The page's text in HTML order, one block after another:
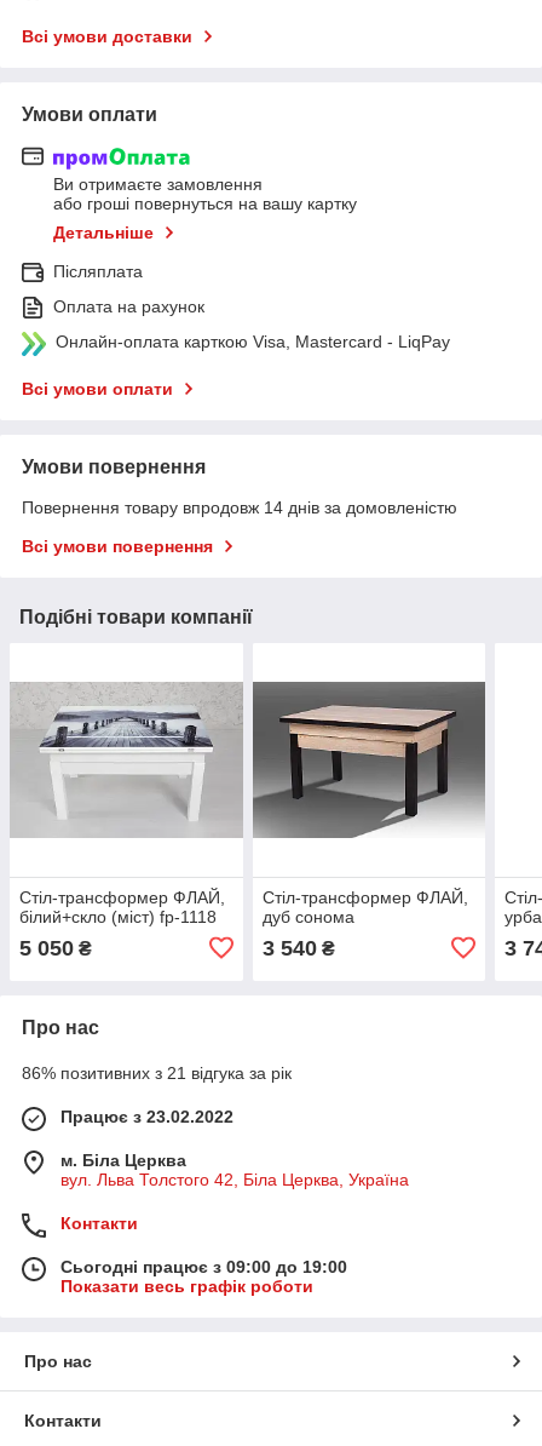
Всі умови доставки
Умови оплати
Ви отримаєте замовлення
або гроші повернуться на вашу картку
Детальніше
Післяплата
Оплата на рахунок
Онлайн-оплата карткою Visa, Mastercard - LiqPay
Всі умови оплати
Умови повернення
Повернення товару впродовж 14 днів за домовленістю
Всі умови повернення
Подібні товари компанії
Стіл-трансформер ФЛАЙ,
білий+скло (міст) fp-1118
5 050 ₴
Стіл-трансформер ФЛАЙ,
дуб сонома
3 540₴ 3
Про нас
86% позитивних з 21 відгука за рік
Працює з 23.02.2022
м. Біла Церква
вул. Льва Толстого 42, Біла Церква, Україна
Контакти
Сьогодні працює з 09:00 до 19:00
Показати весь графік роботи
Про нас
Контакти